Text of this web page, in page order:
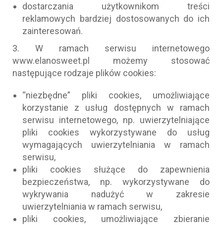
dostarczania użytkownikom treści
reklamowych bardziej dostosowanych do ich
zainteresowań.
3. W ramach serwisu internetowego
www.elanosweet.pl możemy stosować
następujące rodzaje plików cookies:
“niezbędne” pliki cookies, umożliwiające
korzystanie z usług dostępnych w ramach
serwisu internetowego, np. uwierzytelniające
pliki cookies wykorzystywane do usług
wymagających uwierzytelniania w ramach
serwisu,
pliki cookies służące do zapewnienia
bezpieczeństwa, np. wykorzystywane do
wykrywania nadużyć w zakresie
uwierzytelniania w ramach serwisu,
pliki cookies, umożliwiające zbieranie